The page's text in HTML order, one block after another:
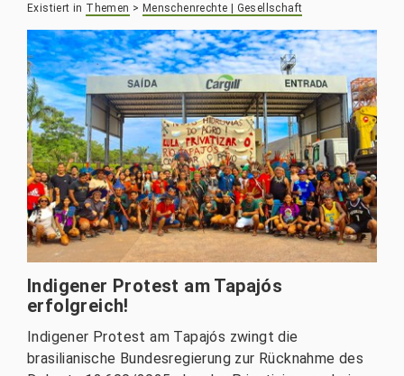
Existiert in Themen > Menschenrechte | Gesellschaft
Indigener Protest am Tapajós
erfolgreich!
Indigener Protest am Tapajós zwingt die
brasilianische Bundesregierung zur Rücknahme des